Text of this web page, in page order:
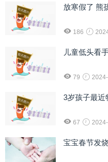
放寒假了 熊
186
儿童低头看
79
3岁孩子最近
67
宝宝春节发